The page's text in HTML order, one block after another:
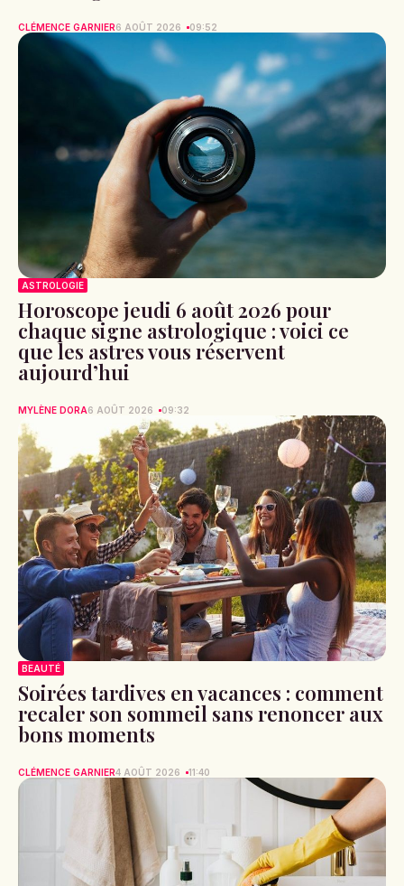
CLÉMENCE GARNIER6 AOÛT 2026 09:52
ASTROLOGIE
Horoscope jeudi 6 août 2026 pour
chaque signe astrologique : voici ce
que les astres vous réservent
aujourd’hui
MYLÈNE DORA6 AOÛT 2026 09:32
BEAUTÉ
Soirées tardives en vacances : comment
recaler son sommeil sans renoncer aux
bons moments
CLÉMENCE GARNIER4 AOÛT 2026 11:40